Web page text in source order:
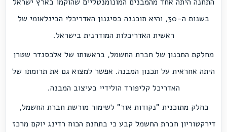
בשנות ה-30, והיא תוכננה בסיגנון האדריכלי הבינלאומי של
ראשית האדריכלות המודרנית בישראל.
מחלקת התכנון של חברת החשמל, בראשותו של אלכסנדר שטרן
היתה אחראית על תכנון המבנה. אפשר למצוא גם את תרומתו של
האדריכל קליפורד הולידיי בעיצוב המבנה.
כחלק מתוכנית "נקודות אור" לשימור מורשת חברת החשמל,
דירקטוריון חברת החשמל קבע כי בתחנת הכוח רדינג יוקם מרכז